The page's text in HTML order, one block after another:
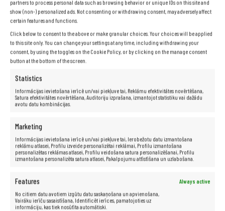
partners to process personal data such as browsing behavior or unique IDs on this site and
show (non-) personalized ads. Not consenting or withdrawing consent, may adversely affect
certain features and functions.
Click below to consent to the above or make granular choices. Your choices will be applied
to this site only. You can change your settings at any time, including withdrawing your
consent, by using the toggles on the Cookie Policy, or by clicking on the manage consent
button at the bottom of the screen.
Statistics
Informācijas ievietošana ierīcē un/vai piekļuve tai, Reklāmu efektivitātes novērtēšana,
Satura efektivitātes novērtēšana, Auditoriju izprašana, izmantojot statistiku vai dažādu
avotu datu kombinācijas.
Marketing
Informācijas ievietošana ierīcē un/vai piekļuve tai, Ierobežotu datu izmantošana
reklāmu atlasei, Profilu izveide personalizētai reklāmai, Profilu izmantošana
personalizētas reklāmas atlasei, Profilu veidošana satura personalizēšanai, Profilu
izmantošana personalizēta satura atlasei, Pakalpojumu attīstīšana un uzlabošana.
Features
Always active
No citiem datu avotiem izgūtu datu saskaņošana un apvienošana,
Vairāku ierīču sasaistīšana, Identificēt ierīces, pamatojoties uz
informāciju, kas tiek nosūtīta automātiski.
Cietais disks:2 TB
Grafikas karte:
Skaņas karte:
16 bitu, skaļruņi
Sakari:LAN 10/100/1000
Bezvadu sakari:WiFi
Porti:3xUSB 3.0, 1xRJ45, 1xAudio, 1xVGA, 1xDisplayPort,
Akumulators:oriģināls, funkcionāls
Tastatūra:QWERTY + iekļautas latviešu klaviatūras uzlīmes.
Papildinformācija:
Garantija:24 mēneši